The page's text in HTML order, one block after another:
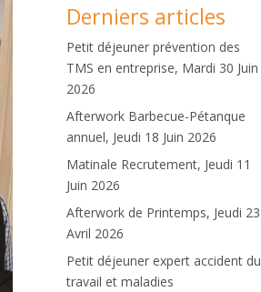
Derniers articles
Petit déjeuner prévention des
TMS en entreprise, Mardi 30 Juin
2026
Afterwork Barbecue-Pétanque
annuel, Jeudi 18 Juin 2026
Matinale Recrutement, Jeudi 11
Juin 2026
Afterwork de Printemps, Jeudi 23
Avril 2026
Petit déjeuner expert accident du
travail et maladies